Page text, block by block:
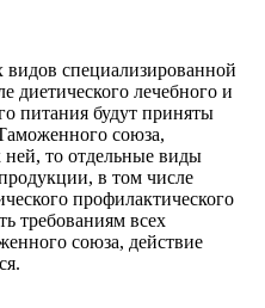
специализированной
диетического лечебного и
питания будут приняты
союза,
то отдельные виды
в том числе
профилактического
требованиям всех
союза, действие